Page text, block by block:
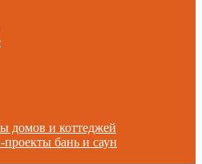
домов и коттеджей
бань и саун